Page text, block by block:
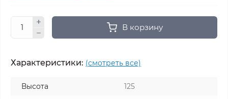
В корзину
Характеристики: (смотреть все)
Высота
125